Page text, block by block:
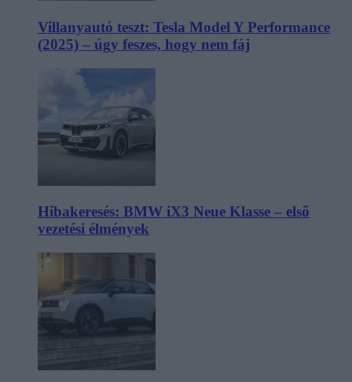
Villanyautó teszt: Tesla Model Y Performance
(2025) – úgy feszes, hogy nem fáj
Hibakeresés: BMW iX3 Neue Klasse – első
vezetési élmények